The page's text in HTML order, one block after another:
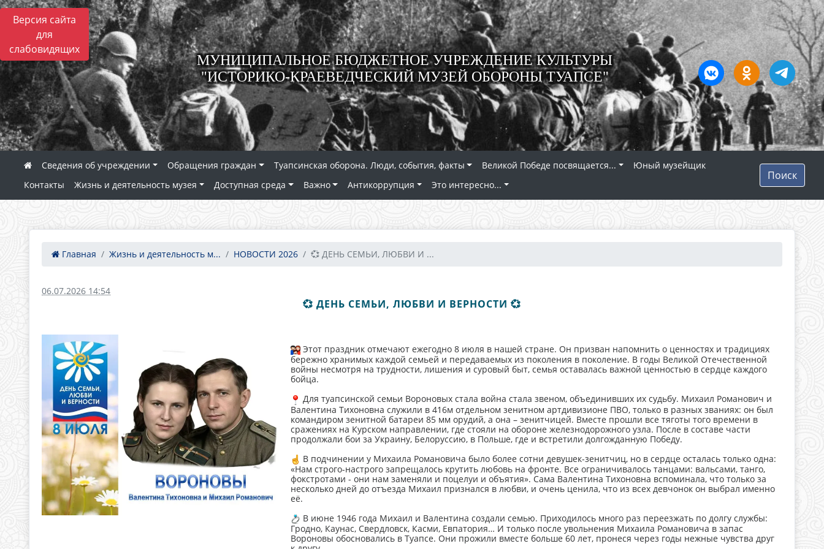
Версия сайта
для
слабовидящих
МУНИЦИПАЛЬНОЕ БЮДЖЕТНОЕ УЧРЕЖДЕНИЕ КУЛЬТУРЫ
"ИСТОРИКО-КРАЕВЕДЧЕСКИЙ МУЗЕЙ ОБОРОНЫ ТУАПСЕ"
Сведения об учреждении Обращения граждан Туапсинская оборона. Люди, события, факты Великой Победе посвящается...
Юный музейщик
Контакты
Жизнь и деятельность музея Доступная среда Важно Антикоррупция Это интересно...
Поиск
Главная Жизнь и деятельность м... НОВОСТИ 2026 💞 ДЕНЬ СЕМЬИ, ЛЮБВИ И ...
06.07.2026 14:54
💞 ДЕНЬ СЕМЬИ, ЛЮБВИ И ВЕРНОСТИ 💞
Этот праздник отмечают ежегодно 8 июля в нашей стране. Он призван напомнить о ценностях и традициях
бережно хранимых каждой семьей и передаваемых из поколения в поколение. В годы Великой Отечественной
войны несмотря на трудности, лишения и суровый быт, семья оставалась важной ценностью в сердце каждого
бойца.
Для туапсинской семьи Вороновых стала война стала звеном, объединивших их судьбу. Михаил Романович и
Валентина Тихоновна служили в 416м отдельном зенитном артдивизионе ПВО, только в разных званиях: он был
командиром зенитной батареи 85 мм орудий, а она – зенитчицей. Вместе прошли все тяготы того времени в
сражениях на Курском направлении, где стояли на обороне железнодорожного узла. После в составе части
продолжали бои за Украину, Белоруссию, в Польше, где и встретили долгожданную Победу.
В подчинении у Михаила Романовича было более сотни девушек-зенитчиц, но в сердце осталась только одна:
«Нам строго-настрого запрещалось крутить любовь на фронте. Все ограничивалось танцами: вальсами, танго,
фокстротами - они нам заменяли и поцелуи и объятия». Сама Валентина Тихоновна вспоминала, что только за
несколько дней до отъезда Михаил признался в любви, и очень ценила, что из всех девчонок он выбрал именно
её.
В июне 1946 года Михаил и Валентина создали семью. Приходилось много раз переезжать по долгу службы:
Гродно, Каунас, Свердловск, Касми, Евпатория… И только после увольнения Михаила Романовича в запас
Вороновы обосновались в Туапсе. Они прожили вместе больше 60 лет, пронеся через годы нежные чувства друг